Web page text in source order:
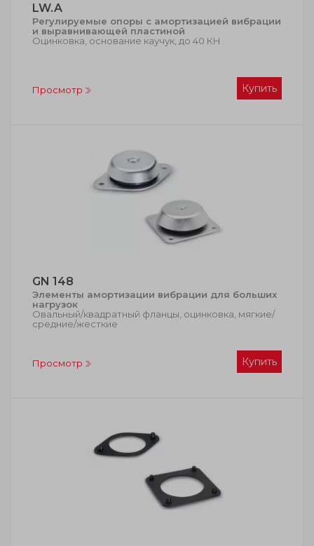
LW.A
Регулируемые опоры с амортизацией вибрации
и выравнивающей пластиной
Оцинковка, основание каучук, до 40 КН
Просмотр Купить
GN 148
Элементы амортизации вибрации для больших
нагрузок
Овальный/квадратный фланцы, оцинковка, мягкие/
средние/жесткие
Просмотр Купить